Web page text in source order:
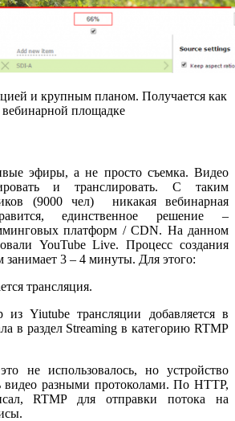
и крупным планом. Получается как
вебинарной площадке
эфиры, а не просто съемка. Видео
и транслировать. С таким
(9000 чел) никакая вебинарная
единственное решение –
платформ / CDN. На данном
YouTube Live. Процесс создания
занимает 3 – 4 минуты. Для этого:
трансляция.
Yiutube трансляции добавляется в
в раздел Streaming в категорию RTMP
не использовалось, но устройство
видео разными протоколами. По HTTP,
RTMP для отправки потока на